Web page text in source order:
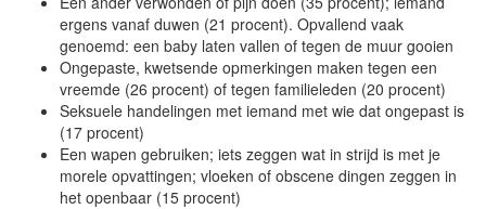
ergens vanaf duwen (21 procent). Opvallend vaak
genoemd: een baby laten vallen of tegen de muur gooien
Ongepaste, kwetsende opmerkingen maken tegen een
vreemde (26 procent) of tegen familieleden (20 procent)
Seksuele handelingen met iemand met wie dat ongepast is
(17 procent)
Een wapen gebruiken; iets zeggen wat in strijd is met je
morele opvattingen; vloeken of obscene dingen zeggen in
het openbaar (15 procent)